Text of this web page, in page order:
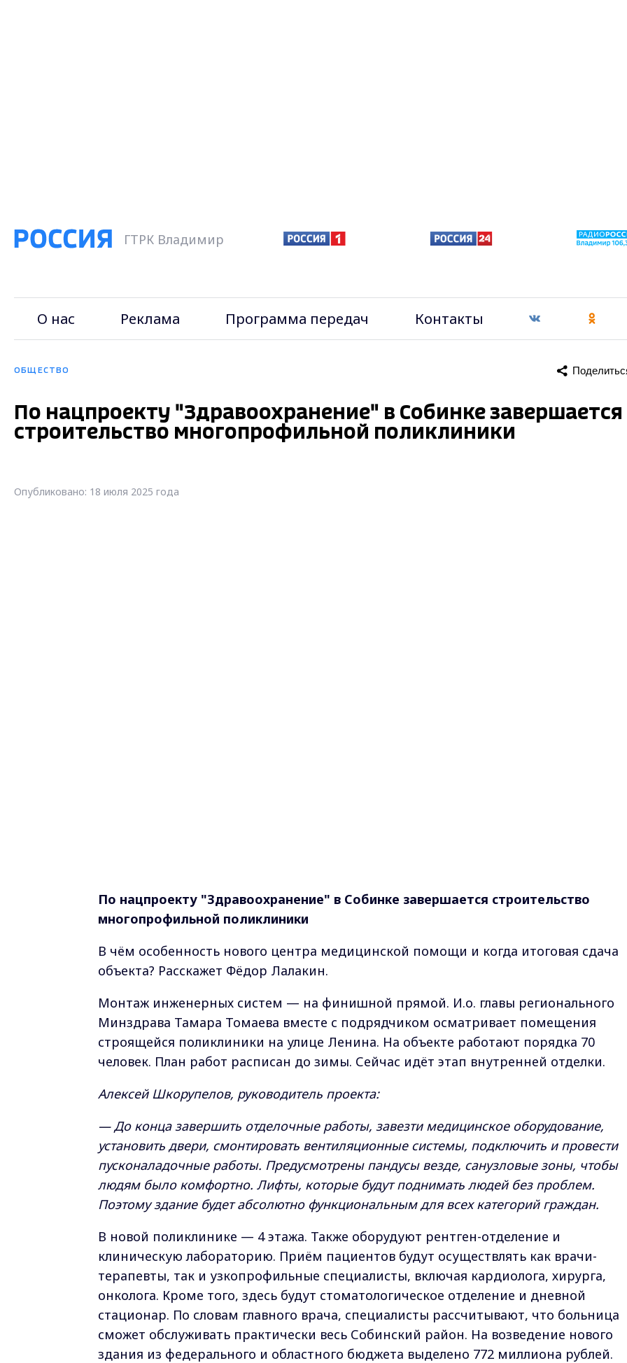
ГТРК Владимир
О нас Реклама Программа передач Контакты
ОБЩЕСТВО
По нацпроекту "Здравоохранение" в Собинке завершается
строительство многопрофильной поликлиники
Опубликовано: 18 июля 2025 года
По нацпроекту "Здравоохранение" в Собинке завершается строительство
многопрофильной поликлиники
В чём особенность нового центра медицинской помощи и когда итоговая сдача
объекта? Расскажет Фёдор Лалакин.
Монтаж инженерных систем — на финишной прямой. И.о. главы регионального
Минздрава Тамара Томаева вместе с подрядчиком осматривает помещения
строящейся поликлиники на улице Ленина. На объекте работают порядка 70
человек. План работ расписан до зимы. Сейчас идёт этап внутренней отделки.
Алексей Шкорупелов, руководитель проекта:
— До конца завершить отделочные работы, завезти медицинское оборудование,
установить двери, смонтировать вентиляционные системы, подключить и провести
пусконаладочные работы. Предусмотрены пандусы везде, санузловые зоны, чтобы
людям было комфортно. Лифты, которые будут поднимать людей без проблем.
Поэтому здание будет абсолютно функциональным для всех категорий граждан.
В новой поликлинике — 4 этажа. Также оборудуют рентген-отделение и
клиническую лабораторию. Приём пациентов будут осуществлять как врачи-
терапевты, так и узкопрофильные специалисты, включая кардиолога, хирурга,
онколога. Кроме того, здесь будут стоматологическое отделение и дневной
стационар. По словам главного врача, специалисты рассчитывают, что больница
сможет обслуживать практически весь Собинский район. На возведение нового
здания из федерального и областного бюджета выделено 772 миллиона рублей.